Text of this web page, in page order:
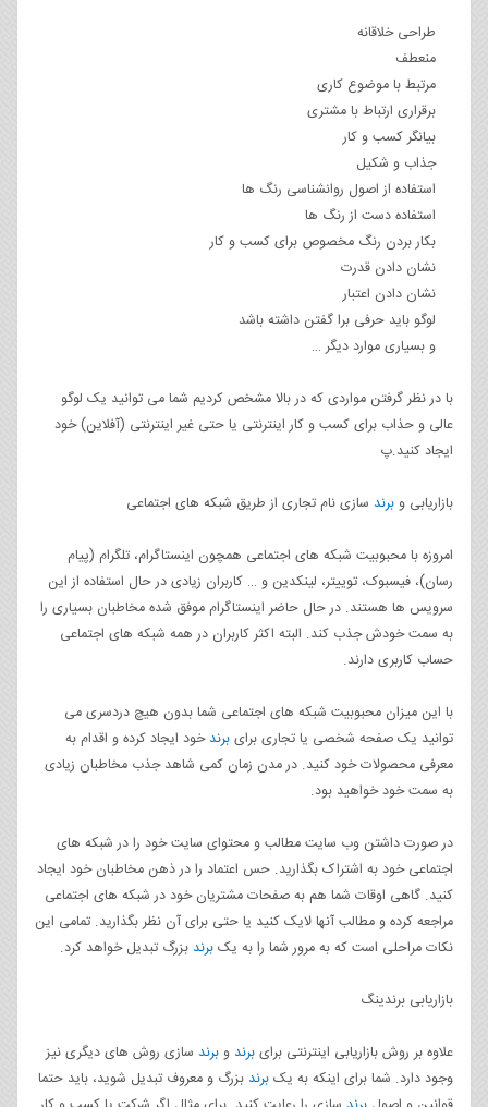
طراحی خلاقانه
منعطف
مرتبط با موضوع کاری
برقراری ارتباط با مشتری
بیانگر کسب و کار
جذاب و شکیل
استفاده از اصول روانشناسی رنگ ها
استفاده دست از رنگ ها
بکار بردن رنگ مخصوص برای کسب و کار
نشان دادن قدرت
نشان دادن اعتبار
لوگو باید حرفی برا گفتن داشته باشد
و بسیاری موارد دیگر …
با در نظر گرفتن مواردی که در بالا مشخص کردیم شما می توانید یک لوگو
عالی و حذاب برای کسب و کار اینترنتی یا حتی غیر اینترنتی (آفلاین) خود
ایجاد کنید.پ
بازاریابی وبرند سازی نام تجاری از طریق شبکه های اجتماعی
امروزه با محبوبیت شبکه های اجتماعی همچون اینستاگرام، تلگرام (پیام
رسان)، فیسبوک، توییتر، لینکدین و … کاربران زیادی در حال استفاده از این
سرویس ها هستند. در حال حاضر اینستاگرام موفق شده مخاطبان بسیاری را
به سمت خودش جذب کند. البته اکثر کاربران در همه شبکه های اجتماعی
حساب کاربری دارند.
با این میزان محبوبیت شبکه های اجتماعی شما بدون هیچ دردسری می
توانید یک صفحه شخصی یا تجاری برایبرندخود ایجاد کرده و اقدام به
معرفی محصولات خود کنید. در مدن زمان کمی شاهد جذب مخاطبان زیادی
به سمت خود خواهید بود.
در صورت داشتن وب سایت مطالب و محتوای سایت خود را در شبکه های
اجتماعی خود به اشتراک بگذارید. حس اعتماد را در ذهن مخاطبان خود ایجاد
کنید. گاهی اوقات شما هم به صفحات مشتریان خود در شبکه های اجتماعی
مراجعه کرده و مطالب آنها لایک کنید یا حتی برای آن نظر بگذارید. تمامی این
نکات مراحلی است که به مرور شما را به یکبرند بزرگ تبدیل خواهد کرد.
بازاریابی برندینگ
علاوه بر روش بازاریابی اینترنتی برایبرند وبرند سازی روش های دیگری نیز
وجود دارد. شما برای اینکه به یکبرند بزرگ و معروف تبدیل شوید، باید حتما